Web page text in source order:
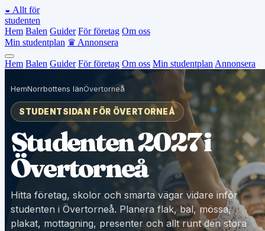
◒ Allt för
studenten
Hem Balen Guider För företag Om oss
Min studentplan ♛ Annonsera
Hem Balen Guider För företag Om oss Min studentplan Annonsera
HemNorrbottens länÖvertorneå
STUDENTSIDAN FÖR ÖVERTORNEÅ
Studenten 2027 i
Övertorneå
Hitta företag, skolor och smarta vägar vidare inför
studenten i Övertorneå. Planera flak, bal, mössa,
plakat, mottagning, presenter och allt runt den stora